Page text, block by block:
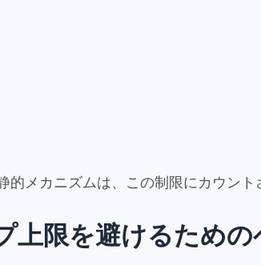
的メカニズムは、この制限にカウント
上限を避けるため